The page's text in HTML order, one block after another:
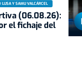
Y SAMU VALCÁRCEL
(06.08.26):
el fichaje del